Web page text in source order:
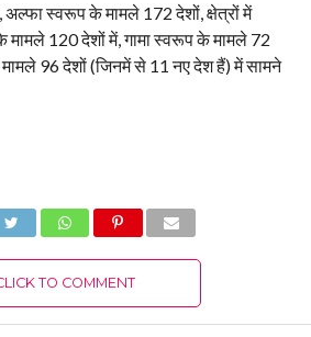
स्वरूप के मामले 172 देशों, क्षेत्रों में
मामले 120 देशों में, गामा स्वरूप के मामले 72
96 देशों (जिनमें से 11 नए देश हैं) में सामने
TO COMMENT